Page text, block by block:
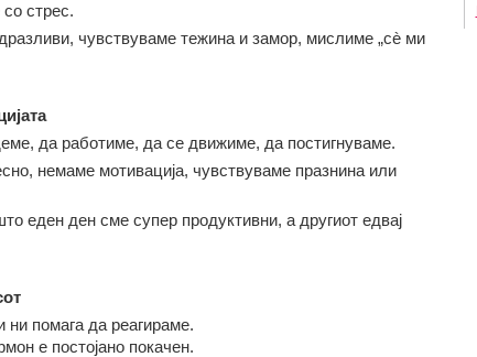
стрес.
чувствуваме тежина и замор, мислиме „сè ми
да работиме, да се движиме, да постигнуваме.
немаме мотивација, чувствуваме празнина или
еден ден сме супер продуктивни, а другиот едвај
ни помага да реагираме.
е постојано покачен.